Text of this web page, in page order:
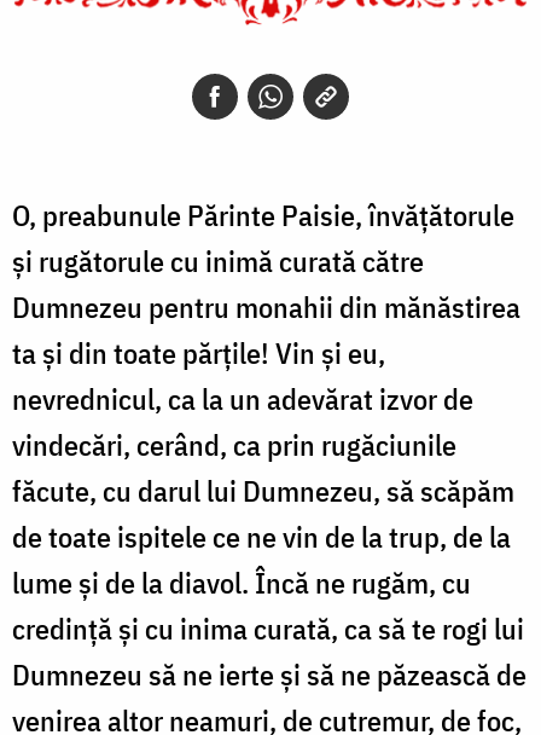
O, preabunule Părinte Paisie, învăţătorule
şi rugătorule cu inimă curată către
Dumnezeu pentru monahii din mănăstirea
ta şi din toate părţile! Vin şi eu,
nevrednicul, ca la un adevărat izvor de
vindecări, cerând, ca prin rugăciunile
făcute, cu darul lui Dumnezeu, să scăpăm
de toate ispitele ce ne vin de la trup, de la
lume şi de la diavol. Încă ne rugăm, cu
credinţă şi cu inima curată, ca să te rogi lui
Dumnezeu să ne ierte şi să ne păzească de
venirea altor neamuri, de cutremur, de foc,